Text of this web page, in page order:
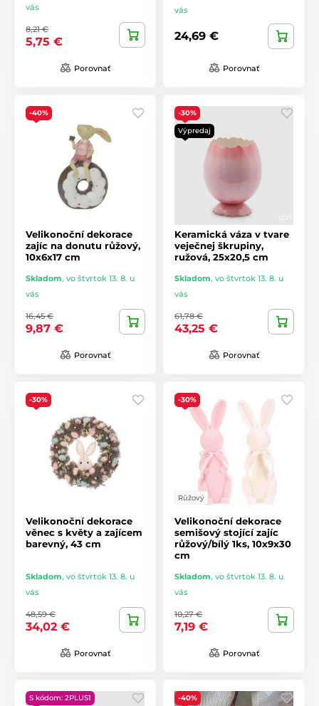
vás
8,21 €
5,75 €
Porovnať
vás
24,69 €
Porovnať
-40%
Velikonoční dekorace
zajíc na donutu růžový,
10x6x17 cm
Skladom, vo štvrtok 13. 8. u
vás
16,45 €
9,87 €
Porovnať
-30%
Výpredaj
Keramická váza v tvare
veječnej škrupiny,
ružová, 25x20,5 cm
Skladom, vo štvrtok 13. 8. u
vás
61,78 €
43,25 €
Porovnať
-30%
Velikonoční dekorace
věnec s květy a zajícem
barevný, 43 cm
Skladom, vo štvrtok 13. 8. u
vás
48,59 €
34,02 €
Porovnať
-30%
Růžový
Velikonoční dekorace
semišový stojící zajíc
růžový/bílý 1ks, 10x9x30
cm
Skladom, vo štvrtok 13. 8. u
vás
10,27 €
7,19 €
Porovnať
S kódom: 2PLUS1 -40%